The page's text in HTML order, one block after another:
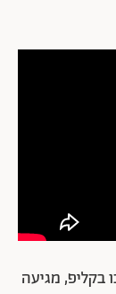
בקליפ, מגיעה